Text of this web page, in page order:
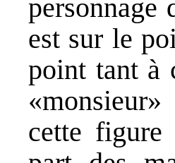
personnage
est sur le
point tant à
cette figure